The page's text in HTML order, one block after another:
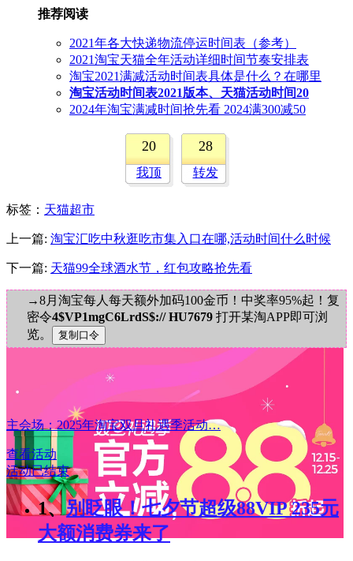
推荐阅读
2021年各大快递物流停运时间表（参考）
2021淘宝天猫全年活动详细时间节奏安排表
淘宝2021满减活动时间表具体是什么？在哪里
淘宝活动时间表2021版本、天猫活动时间20
2024年淘宝满减时间抢先看 2024满300减50
20
我顶
28
转发
标签 ： 天猫超市
上一篇: 淘宝汇吃中秋逛吃市集入口在哪,活动时间什么时候
下一篇: 天猫99全球酒水节，红包攻略抢先看
→8月淘宝每人每天额外加码100金币！中奖率95%起！复
密令4$VP1mgC6LrdS$:// HU7679 打开某淘APP即可浏
览。
主会场：2025年淘宝双旦礼遇季活动…
查看活动
活动已结束
1、 别眨眼！七夕节超级88VIP 235元
大额消费券来了